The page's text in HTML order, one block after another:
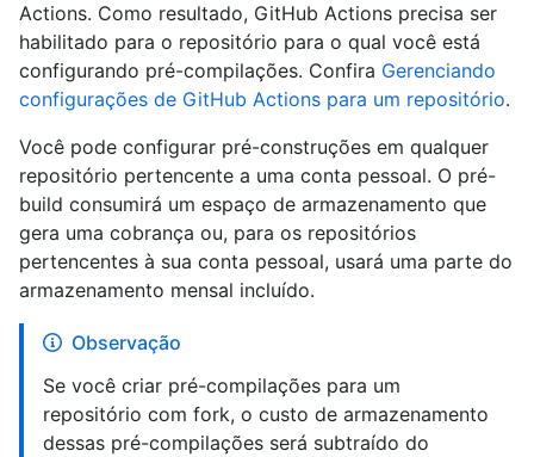
Actions. Como resultado, GitHub Actions precisa ser
habilitado para o repositório para o qual você está
configurando pré-compilações. Confira Gerenciando
configurações de GitHub Actions para um repositório.
Você pode configurar pré-construções em qualquer
repositório pertencente a uma conta pessoal. O pré-
build consumirá um espaço de armazenamento que
gera uma cobrança ou, para os repositórios
pertencentes à sua conta pessoal, usará uma parte do
armazenamento mensal incluído.
Observação
Se você criar pré-compilações para um
repositório com fork, o custo de armazenamento
dessas pré-compilações será subtraído do